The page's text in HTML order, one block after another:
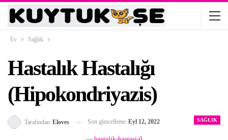
Ev Sağlık
Hastalık Hastalığı
(Hipokondriyazis)
SAĞLIK
Tarafından Eloves Son güncelleme Eyl 12, 2022